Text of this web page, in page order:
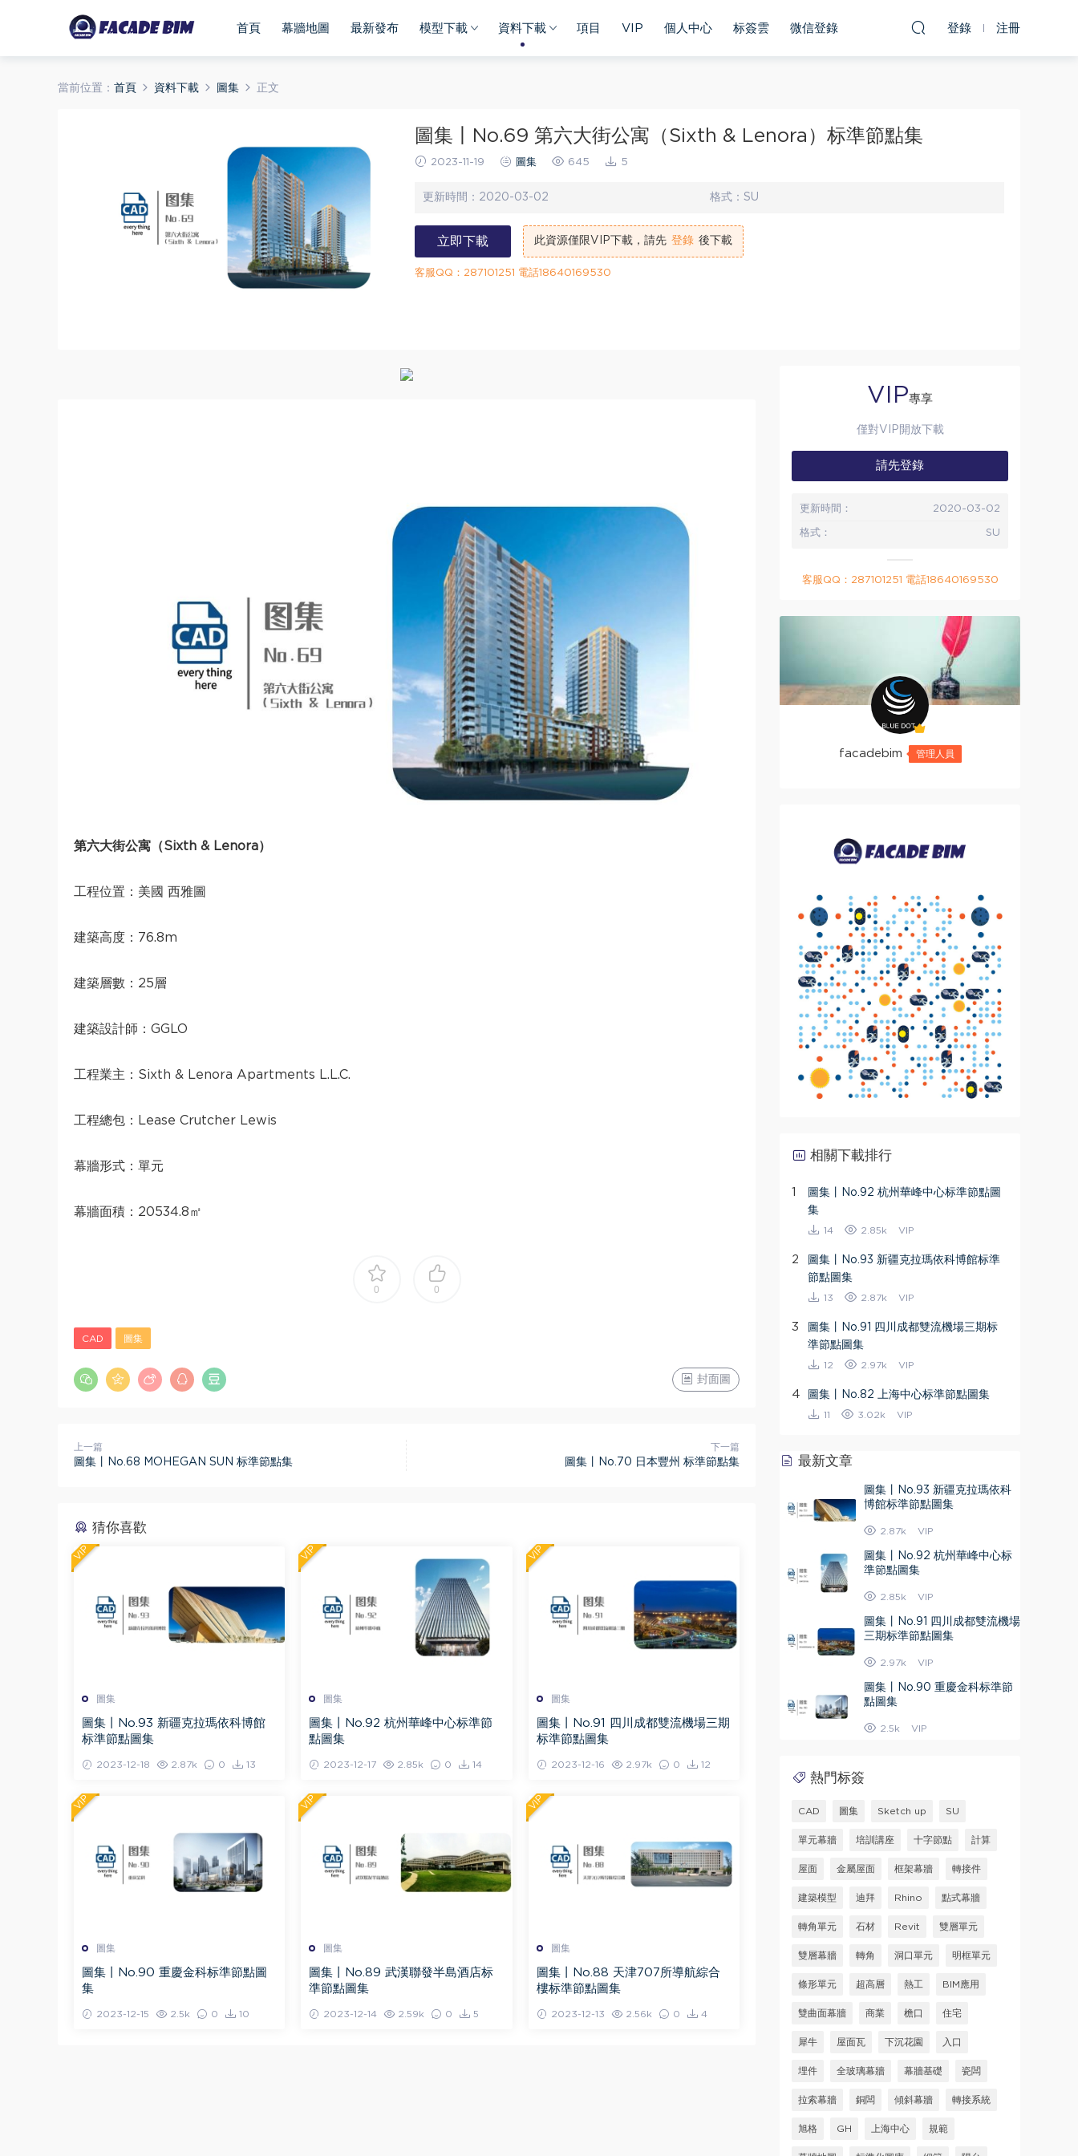
首頁 幕牆地圖 最新發布 模型下載 資料下載 項目 VIP 個人中心 标簽雲 微信登錄 登錄 注冊
當前位置： 首頁 資料下載 圖集 正文
圖集丨No.69 第六大街公寓（Sixth & Lenora）标準節點集
2023-11-19 圖集 645 5
更新時間： 2020-03-02 格式： SU
此資源僅限VIP下載，請先 登錄 後下載
立即下載
客服QQ：287101251 電話18640169530
第六大街公寓（Sixth & Lenora）
工程位置：美國 西雅圖
建築高度：76.8m
建築層數：25層
建築設計師：GGLO
工程業主：Sixth & Lenora Apartments L.L.C.
工程總包：Lease Crutcher Lewis
幕牆形式：單元
幕牆面積：20534.8㎡
0 0
CAD 圖集
封面圖
上一篇
圖集丨No.68 MOHEGAN SUN 标準節點集
下一篇
圖集丨No.70 日本豐州 标準節點集
猜你喜歡
圖集
圖集丨No.93 新疆克拉瑪依科博館
标準節點圖集
2023-12-18 2.87k 0 13
VIP
圖集
圖集丨No.92 杭州華峰中心标準節
點圖集
2023-12-17 2.85k 0 14
VIP
圖集
圖集丨No.91 四川成都雙流機場三期
标準節點圖集
2023-12-16 2.97k 0 12
VIP
圖集
圖集丨No.90 重慶金科标準節點圖
集
2023-12-15 2.5k 0 10
VIP
圖集
圖集丨No.89 武漢聯發半島酒店标
準節點圖集
2023-12-14 2.59k 0 5
VIP
圖集
圖集丨No.88 天津707所導航綜合
樓标準節點圖集
2023-12-13 2.56k 0 4
VIP
VIP專享
僅對VIP開放下載
請先登錄
更新時間： 2020-03-02
格式： SU
客服QQ：287101251 電話18640169530
facadebim 管理人員
相關下載排行
1
圖集丨No.92 杭州華峰中心标準節點圖
集
14 2.85k VIP
2
圖集丨No.93 新疆克拉瑪依科博館标準
節點圖集
13 2.87k VIP
3
圖集丨No.91 四川成都雙流機場三期标
準節點圖集
12 2.97k VIP
4 圖集丨No.82 上海中心标準節點圖集
11 3.02k VIP
最新文章
圖集丨No.93 新疆克拉瑪依科
博館标準節點圖集
2.87k VIP
圖集丨No.92 杭州華峰中心标
準節點圖集
2.85k VIP
圖集丨No.91 四川成都雙流機場
三期标準節點圖集
2.97k VIP
圖集丨No.90 重慶金科标準節
點圖集
2.5k VIP
熱門标簽
CAD 圖集 Sketch up SU
單元幕牆 培訓講座 十字節點 計算
屋面 金屬屋面 框架幕牆 轉接件
建築模型 迪拜 Rhino 點式幕牆
轉角單元 石材 Revit 雙層單元
雙層幕牆 轉角 洞口單元 明框單元
條形單元 超高層 熱工 BIM應用
雙曲面幕牆 商業 檐口 住宅
犀牛 屋面瓦 下沉花園 入口
埋件 全玻璃幕牆 幕牆基礎 瓷闆
拉索幕牆 銅闆 傾斜幕牆 轉接系統
旭格 GH 上海中心 規範